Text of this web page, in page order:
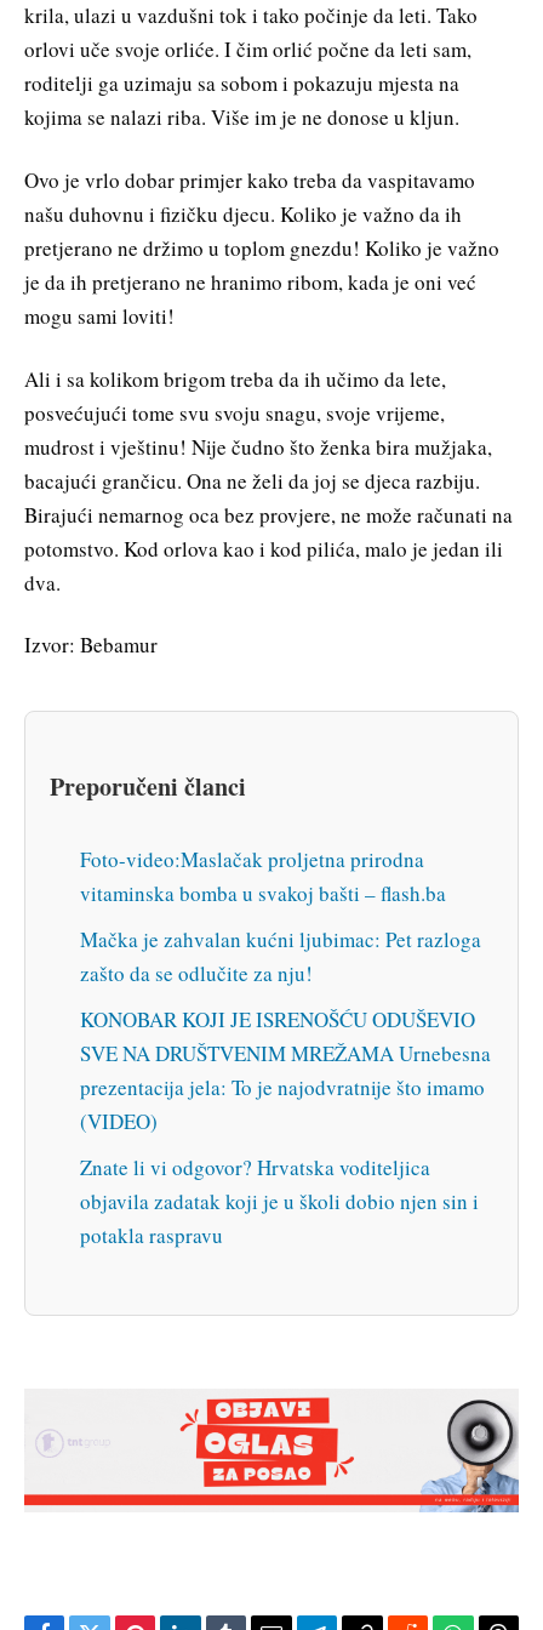
krila, ulazi u vazdušni tok i tako počinje da leti. Tako
orlovi uče svoje orliće. I čim orlić počne da leti sam,
roditelji ga uzimaju sa sobom i pokazuju mjesta na
kojima se nalazi riba. Više im je ne donose u kljun.
Ovo je vrlo dobar primjer kako treba da vaspitavamo
našu duhovnu i fizičku djecu. Koliko je važno da ih
pretjerano ne držimo u toplom gnezdu! Koliko je važno
je da ih pretjerano ne hranimo ribom, kada je oni već
mogu sami loviti!
Ali i sa kolikom brigom treba da ih učimo da lete,
posvećujući tome svu svoju snagu, svoje vrijeme,
mudrost i vještinu! Nije čudno što ženka bira mužjaka,
bacajući grančicu. Ona ne želi da joj se djeca razbiju.
Birajući nemarnog oca bez provjere, ne može računati na
potomstvo. Kod orlova kao i kod pilića, malo je jedan ili
dva.
Izvor: Bebamur
Preporučeni članci
Foto-video:Maslačak proljetna prirodna
vitaminska bomba u svakoj bašti – flash.ba
Mačka je zahvalan kućni ljubimac: Pet razloga
zašto da se odlučite za nju!
KONOBAR KOJI JE ISRENOŠĆU ODUŠEVIO
SVE NA DRUŠTVENIM MREŽAMA Urnebesna
prezentacija jela: To je najodvratnije što imamo
(VIDEO)
Znate li vi odgovor? Hrvatska voditeljica
objavila zadatak koji je u školi dobio njen sin i
potakla raspravu